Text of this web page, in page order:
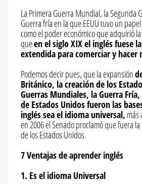
La Primera Guerra Mundial, la Segunda
Guerra fría en la que EEUU tuvo un
como el poder económico que adquirió
queen el siglo XIX el inglés fuese
extendida para comerciar y hacer
Podemos decir pues, que la expansión
Británico, la creación de los
Guerras Mundiales, la Guerra
de Estados Unidos fueron las
inglés sea el idioma universal, más
en 2006 el Senado proclamó que fuera
de los Estados Unidos.
7 Ventajas de aprender inglés
1. Es el idioma Universal